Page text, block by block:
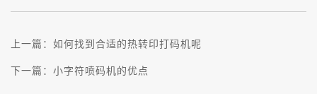
上一篇： 如何找到合适的热转印打码机呢
下一篇： 小字符喷码机的优点